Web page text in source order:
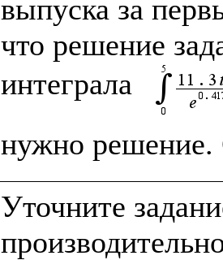
выпуска за
что решение
интеграла
Уточните